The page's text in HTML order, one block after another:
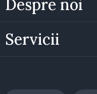
Despre noi
Servicii